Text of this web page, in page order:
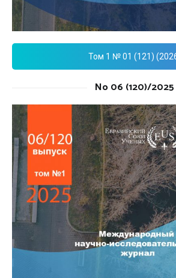
Том 1 № 01 (121)
No 06 (120)/2025